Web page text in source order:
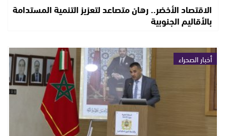
الاقتصاد الأخضر.. رهان متصاعد لتعزيز التنمية المستدامة
بالأقاليم الجنوبية
أخبار الصحراء